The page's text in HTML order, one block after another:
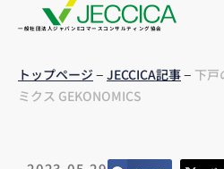
一般社団法人ジャパンEコマースコンサルティング協会
トップページ– JECCICA記事– 下戸
ミクス GEKONOMICS